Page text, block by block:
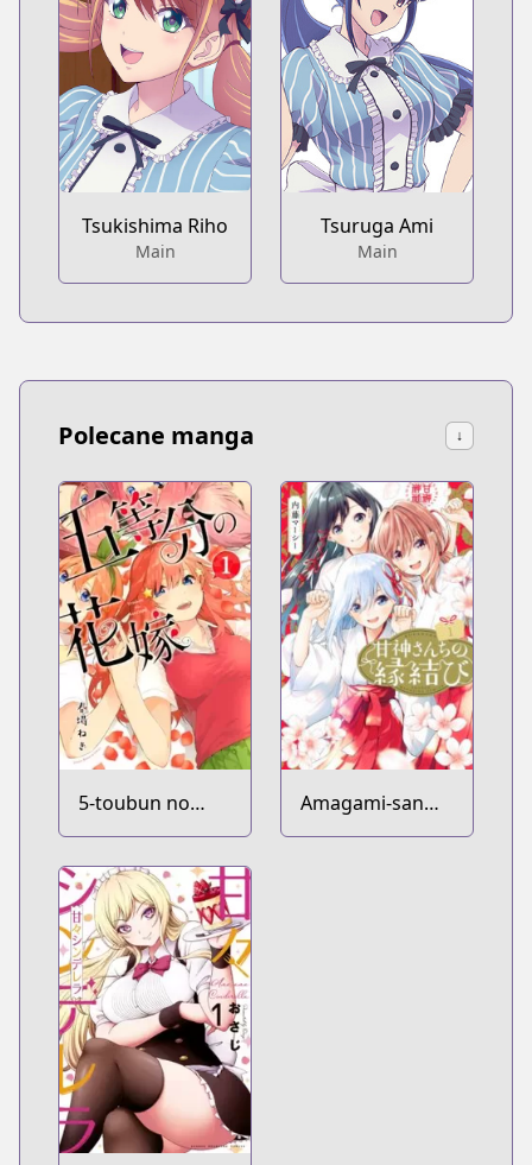
Tsukishima Riho
Main
Tsuruga Ami
Main
Polecane manga ↓
5-toubun no
Hanayome
Amagami-san
Chi no Enmusubi